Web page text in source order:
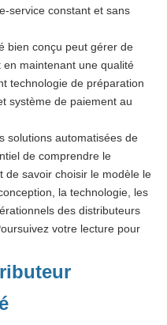
service constant et sans
bien conçu peut gérer de
maintenant une qualité
technologie de préparation
système de paiement au
solutions automatisées de
de comprendre le
de savoir choisir le modèle le
la technologie, les
des distributeurs
votre lecture pour